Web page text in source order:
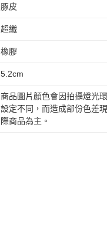
豚皮
超纖
橡膠
5.2cm
商品圖片顏色會因拍攝燈光
設定不同，而造成部份色差
際商品為主。